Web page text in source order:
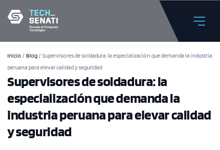
Inicio / Blog / Supervisores de soldadura: la especialización que demanda la industria
peruana para elevar calidad y seguridad
Supervisores de soldadura: la
especialización que demanda la
industria peruana para elevar calidad
y seguridad